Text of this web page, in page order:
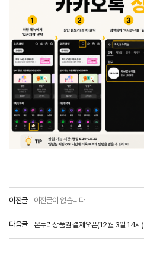
이전글 이전글이 없습니다
다음글 온누리상품권 결제오픈(12월 3일 14시)